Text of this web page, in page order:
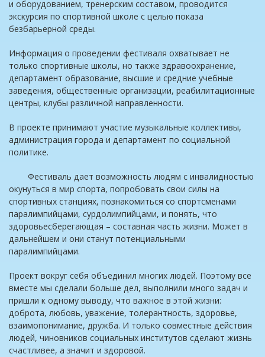
и оборудованием, тренерским составом, проводится
экскурсия по спортивной школе с целью показа
безбарьерной среды.
Информация о проведении фестиваля охватывает не
только спортивные школы, но также здравоохранение,
департамент образование, высшие и средние учебные
заведения, общественные организации, реабилитационные
центры, клубы различной направленности.
В проекте принимают участие музыкальные коллективы,
администрация города и департамент по социальной
политике.
Фестиваль дает возможность людям с инвалидностью
окунуться в мир спорта, попробовать свои силы на
спортивных станциях, познакомиться со спортсменами
паралимпийцами, сурдолимпийцами, и понять, что
здоровьесберегающая – составная часть жизни. Может в
дальнейшем и они станут потенциальными
паралимпийцами.
Проект вокруг себя объединил многих людей. Поэтому все
вместе мы сделали больше дел, выполнили много задач и
пришли к одному выводу, что важное в этой жизни:
доброта, любовь, уважение, толерантность, здоровье,
взаимопонимание, дружба. И только совместные действия
людей, чиновников социальных институтов сделают жизнь
счастливее, а значит и здоровой.